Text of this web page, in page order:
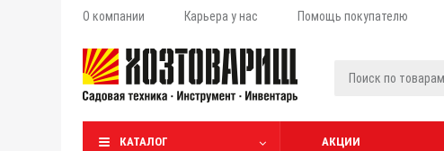
О компании Карьера у нас Помощь покупателю
КАТАЛОГ АКЦИИ